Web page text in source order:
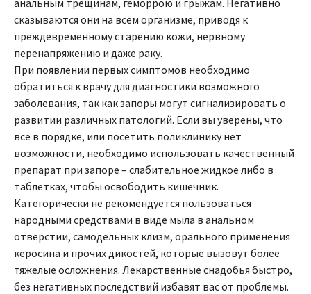
анальным трещинам, геморрою и грыжам. Негативно
сказываются они на всем организме, приводя к
преждевременному старению кожи, нервному
перенапряжению и даже раку.
При появлении первых симптомов необходимо
обратиться к врачу для диагностики возможного
заболевания, так как запоры могут сигнализировать о
развитии различных патологий. Если вы уверены, что
все в порядке, или посетить поликлинику нет
возможности, необходимо использовать качественный
препарат при запоре – слабительное жидкое либо в
таблетках, чтобы освободить кишечник.
Категорически не рекомендуется пользоваться
народными средствами в виде мыла в анальном
отверстии, самодельных клизм, орального применения
керосина и прочих дикостей, которые вызовут более
тяжелые осложнения. Лекарственные снадобья быстро,
без негативных последствий избавят вас от проблемы.